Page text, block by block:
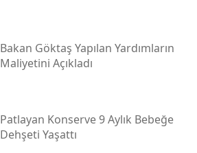
Bakan Göktaş Yapılan Yardımların
Maliyetini Açıkladı
Patlayan Konserve 9 Aylık Bebeğe
Dehşeti Yaşattı